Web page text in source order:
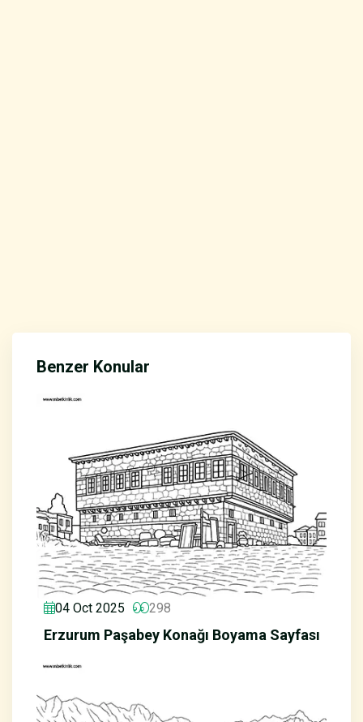
Benzer Konular
04 Oct 2025 298
Erzurum Paşabey Konağı Boyama Sayfası